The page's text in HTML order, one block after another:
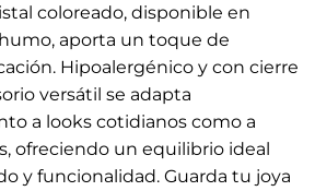
coloreado, disponible en
aporta un toque de
Hipoalergénico y con cierre
versátil se adapta
a looks cotidianos como a
ofreciendo un equilibrio ideal
y funcionalidad. Guarda tu joya